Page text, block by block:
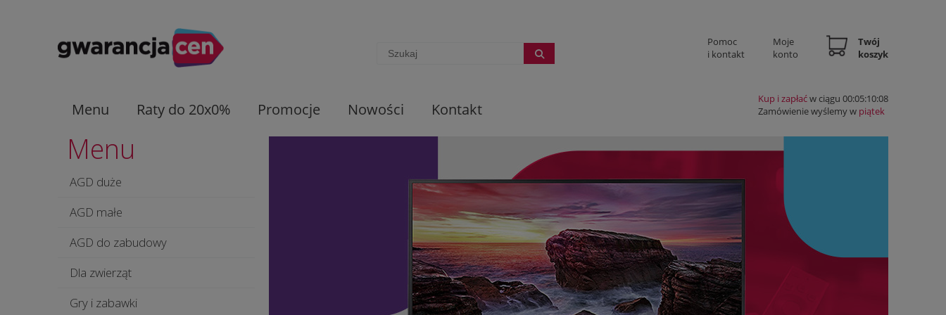
Pomoc
i kontakt
Moje
konto
Twój
koszyk
Menu Raty do 20x0% Promocje Nowości Kontakt
Kup i zapłaćw ciągu 00:05:10:08
Zamówienie wyślemy w piątek
Menu
AGD duże
AGD małe
AGD do zabudowy
Dla zwierząt
Gry i zabawki